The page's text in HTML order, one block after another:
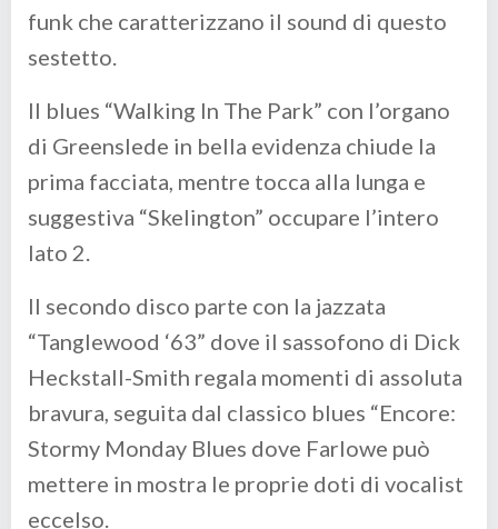
funk che caratterizzano il sound di questo
sestetto.
Il blues “Walking In The Park” con l’organo
di Greenslede in bella evidenza chiude la
prima facciata, mentre tocca alla lunga e
suggestiva “Skelington” occupare l’intero
lato 2.
Il secondo disco parte con la jazzata
“Tanglewood ‘63” dove il sassofono di Dick
Heckstall-Smith regala momenti di assoluta
bravura, seguita dal classico blues “Encore:
Stormy Monday Blues dove Farlowe può
mettere in mostra le proprie doti di vocalist
eccelso.